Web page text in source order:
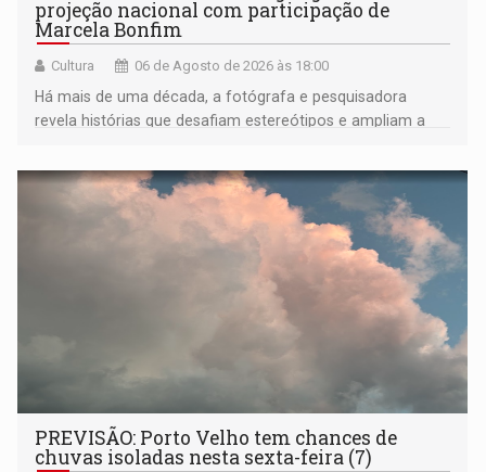
projeção nacional com participação de
Marcela Bonfim
Cultura 06 de Agosto de 2026 às 18:00
Há mais de uma década, a fotógrafa e pesquisadora
revela histórias que desafiam estereótipos e ampliam a
negras
PREVISÃO: Porto Velho tem chances de
chuvas isoladas nesta sexta-feira (7)